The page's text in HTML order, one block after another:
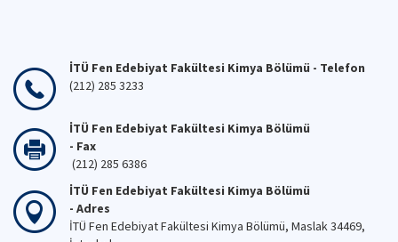
İTÜ Fen Edebiyat Fakültesi Kimya Bölümü - Telefon
(212) 285 3233
İTÜ Fen Edebiyat Fakültesi Kimya Bölümü
- Fax
(212) 285 6386
İTÜ Fen Edebiyat Fakültesi Kimya Bölümü
- Adres
İTÜ Fen Edebiyat Fakültesi Kimya Bölümü, Maslak 34469,